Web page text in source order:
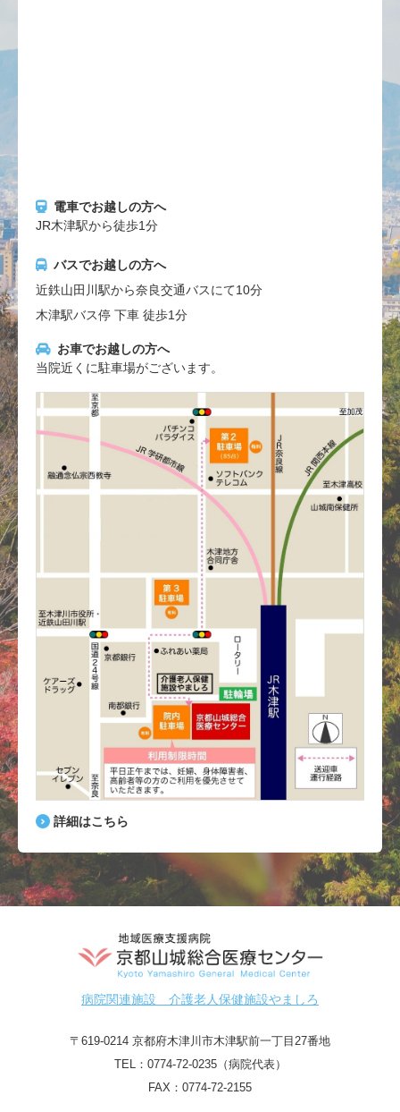
電車でお越しの方へ
JR木津駅から徒歩1分
バスでお越しの方へ
近鉄山田川駅から奈良交通バスにて10分
木津駅バス停 下車 徒歩1分
お車でお越しの方へ
当院近くに駐車場がございます。
詳細はこちら
病院関連施設 介護老人保健施設やましろ
〒619-0214 京都府木津川市木津駅前一丁目27番地
TEL： 0774-72-0235（病院代表）
FAX：0774-72-2155